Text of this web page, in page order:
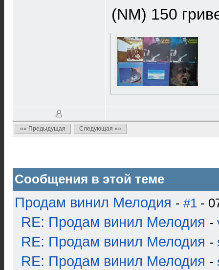
(NM) 150
«« Предыдущая Следующая »»
Сообщения в этой теме
Продам винил Мелодия - #1 -
RE: Продам винил Мелодия -
RE: Продам винил Мелодия -
RE: Продам винил Мелодия -